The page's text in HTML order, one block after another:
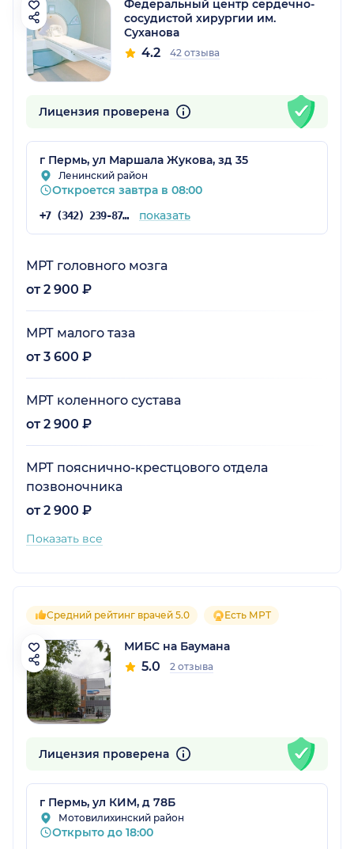
Федеральный центр сердечно-
сосудистой хирургии им.
Суханова
4.2 42 отзыва
Лицензия проверена
г Пермь, ул Маршала Жукова, зд 35
Ленинский район
Откроется завтра в 08:00
+7 (342) 239-87-33 показать
МРТ головного мозга
от 2 900 ₽
МРТ малого таза
от 3 600 ₽
МРТ коленного сустава
от 2 900 ₽
МРТ пояснично-крестцового отдела
позвоночника
от 2 900 ₽
Показать все
Средний рейтинг врачей 5.0 Есть МРТ
МИБС на Баумана
5.0 2 отзыва
Лицензия проверена
г Пермь, ул КИМ, д 78Б
Мотовилихинский район
Открыто до 18:00